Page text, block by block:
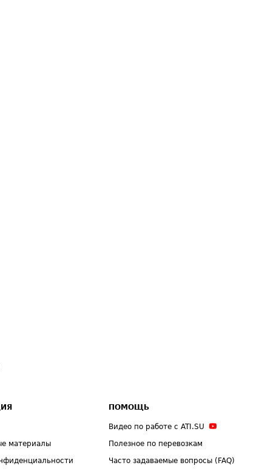
материалы
ПОМОЩЬ
Видео по работе с ATI.SU
Полезное по перевозкам
Часто задаваемые вопросы (FAQ)